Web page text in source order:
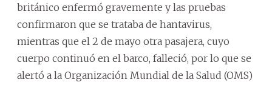
británico enfermó gravemente y las pruebas
confirmaron que se trataba de hantavirus,
mientras que el 2 de mayo otra pasajera, cuyo
cuerpo continuó en el barco, falleció, por lo que se
alertó a la Organización Mundial de la Salud (OMS)